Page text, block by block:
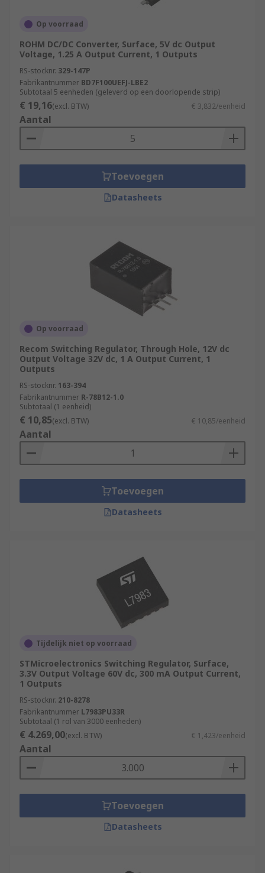
Op voorraad
ROHM DC/DC Converter, Surface, 5V dc Output
Voltage, 1.25 A Output Current, 1 Outputs
RS-stocknr. 329-147P
Fabrikantnummer BD7F100UEFJ-LBE2
Subtotaal 5 eenheden (geleverd op een doorlopende strip)
€ 19,16(excl. BTW) € 3,832/eenheid
Aantal
Toevoegen
Datasheets
Op voorraad
Recom Switching Regulator, Through Hole, 12V dc
Output Voltage 32V dc, 1 A Output Current, 1
Outputs
RS-stocknr. 163-394
Fabrikantnummer R-78B12-1.0
Subtotaal (1 eenheid)
€ 10,85(excl. BTW) € 10,85/eenheid
Aantal
Toevoegen
Datasheets
Tijdelijk niet op voorraad
STMicroelectronics Switching Regulator, Surface,
3.3V Output Voltage 60V dc, 300 mA Output Current,
1 Outputs
RS-stocknr. 210-8278
Fabrikantnummer L7983PU33R
Subtotaal (1 rol van 3000 eenheden)
€ 4.269,00(excl. BTW) € 1,423/eenheid
Aantal
Toevoegen
Datasheets